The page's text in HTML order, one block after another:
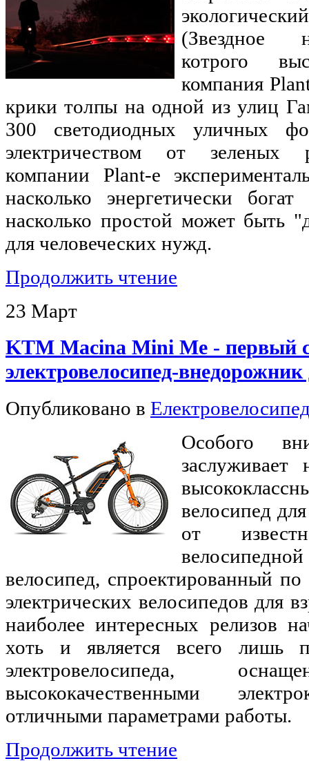
(Звездное
котрого
компания
крики толпы на одной из улиц
300 светодиодных уличных
электричеством от зеленых
компании Plant-e
насколько энергетически
насколько простой может быть
для человеческих нужд.
Продолжить чтение
23 Март
KTM Macina Mini Me - первый
электровелосипед-внедорожник
Опубликовано в
Особого
велосипед
от
велосипед, спроектированный
электрических велосипедов для
наиболее интересных релизов
хоть и является всего лишь
электровелосипеда,
высококачественными
отличными параметрами работы.
Продолжить чтение